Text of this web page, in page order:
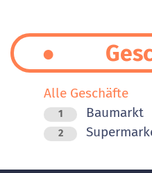
Alle Geschäfte
1 Baumarkt
2